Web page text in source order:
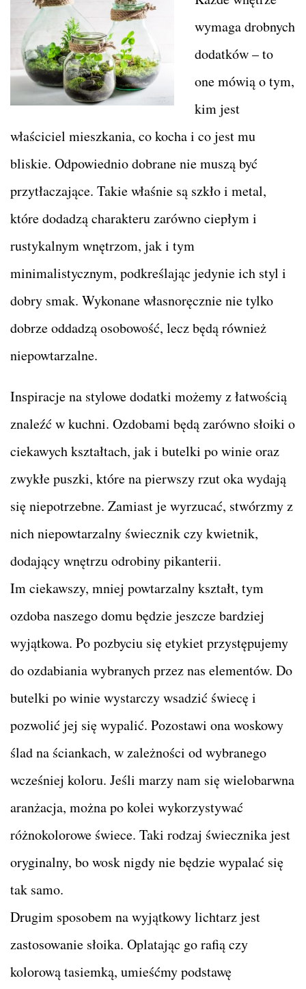
wymaga drobnych
dodatków – to
one mówią o tym,
kim jest
właściciel mieszkania, co kocha i co jest mu
bliskie. Odpowiednio dobrane nie muszą być
przytłaczające. Takie właśnie są szkło i metal,
które dodadzą charakteru zarówno ciepłym i
rustykalnym wnętrzom, jak i tym
minimalistycznym, podkreślając jedynie ich styl i
dobry smak. Wykonane własnoręcznie nie tylko
dobrze oddadzą osobowość, lecz będą również
niepowtarzalne.
Inspiracje na stylowe dodatki możemy z łatwością
znaleźć w kuchni. Ozdobami będą zarówno słoiki o
ciekawych kształtach, jak i butelki po winie oraz
zwykłe puszki, które na pierwszy rzut oka wydają
się niepotrzebne. Zamiast je wyrzucać, stwórzmy z
nich niepowtarzalny świecznik czy kwietnik,
dodający wnętrzu odrobiny pikanterii.
Im ciekawszy, mniej powtarzalny kształt, tym
ozdoba naszego domu będzie jeszcze bardziej
wyjątkowa. Po pozbyciu się etykiet przystępujemy
do ozdabiania wybranych przez nas elementów. Do
butelki po winie wystarczy wsadzić świecę i
pozwolić jej się wypalić. Pozostawi ona woskowy
ślad na ściankach, w zależności od wybranego
wcześniej koloru. Jeśli marzy nam się wielobarwna
aranżacja, można po kolei wykorzystywać
różnokolorowe świece. Taki rodzaj świecznika jest
oryginalny, bo wosk nigdy nie będzie wypalać się
tak samo.
Drugim sposobem na wyjątkowy lichtarz jest
zastosowanie słoika. Oplatając go rafią czy
kolorową tasiemką, umieśćmy podstawę